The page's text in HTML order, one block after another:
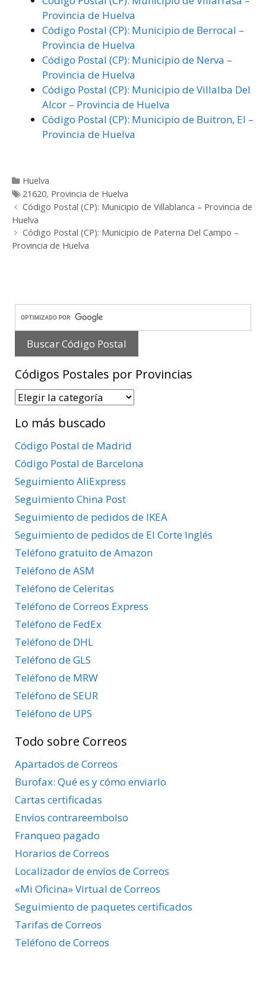
Provincia de Huelva
Código Postal (CP): Municipio de Berrocal –
Provincia de Huelva
Código Postal (CP): Municipio de Nerva –
Provincia de Huelva
Código Postal (CP): Municipio de Villalba Del
Alcor – Provincia de Huelva
Código Postal (CP): Municipio de Buitron, El –
Provincia de Huelva
Categorías
Huelva
Etiquetas
21620, Provincia de Huelva
Post
navigation
Código Postal (CP): Municipio de Villablanca – Provincia de
Huelva
Código Postal (CP): Municipio de Paterna Del Campo –
Provincia de Huelva
Códigos Postales por Provincias
Códigos
por
Provincias
Lo más buscado
Código Postal de Madrid
Código Postal de Barcelona
Seguimiento AliExpress
Seguimiento China Post
Seguimiento de pedidos de IKEA
Seguimiento de pedidos de El Corte Inglés
Teléfono gratuito de Amazon
Teléfono de ASM
Teléfono de Celeritas
Teléfono de Correos Express
Teléfono de FedEx
Teléfono de DHL
Teléfono de GLS
Teléfono de MRW
Teléfono de SEUR
Teléfono de UPS
Todo sobre Correos
Apartados de Correos
Burofax: Qué es y cómo enviarlo
Cartas certificadas
Envíos contrareembolso
Franqueo pagado
Horarios de Correos
Localizador de envíos de Correos
«Mi Oficina» Virtual de Correos
Seguimiento de paquetes certificados
Tarifas de Correos
Teléfono de Correos